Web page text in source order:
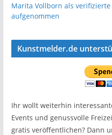
Marita Vollborn als verifizierte
aufgenommen
Kunstmelder.de
Ihr wollt weiterhin
Events und genussvolle
gratis veröffentlichen? Dann